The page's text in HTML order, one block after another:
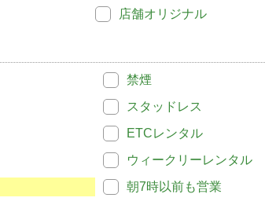
店舗オリジナル
禁煙
スタッドレス
ETCレンタル
ウィークリーレンタル
朝7時以前も営業